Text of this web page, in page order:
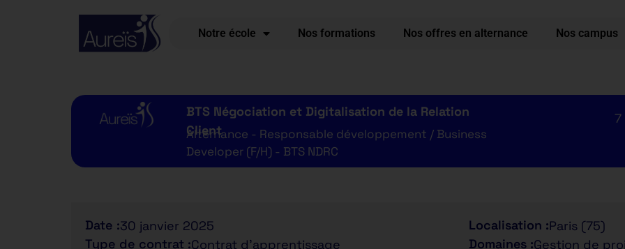
Notre école Nos formations Nos offres en alternance Nos campus
BTS Négociation et Digitalisation de la Relation
Client
Alternance - Responsable développement / Business
Developer (F/H) - BTS NDRC
Date :30 janvier 2025
Type de contrat :Contrat d'apprentissage
Localisation :Paris (75)
Domaines :Gestion de